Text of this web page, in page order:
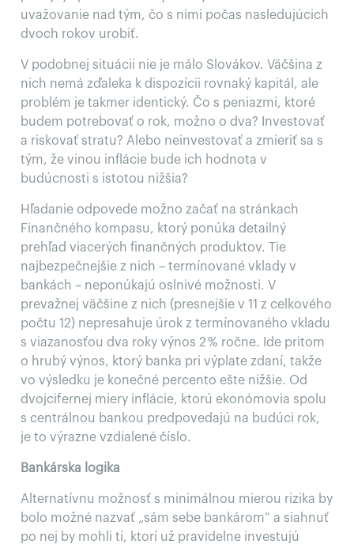
uvažovanie nad tým, čo s nimi počas nasledujúcich
dvoch rokov urobiť.
V podobnej situácii nie je málo Slovákov. Väčšina z
nich nemá zďaleka k dispozícii rovnaký kapitál, ale
problém je takmer identický. Čo s peniazmi, ktoré
budem potrebovať o rok, možno o dva? Investovať
a riskovať stratu? Alebo neinvestovať a zmieriť sa s
tým, že vinou inflácie bude ich hodnota v
budúcnosti s istotou nižšia?
Hľadanie odpovede možno začať na stránkach
Finančného kompasu, ktorý ponúka detailný
prehľad viacerých finančných produktov. Tie
najbezpečnejšie z nich – termínované vklady v
bankách – neponúkajú oslnivé možnosti. V
prevažnej väčšine z nich (presnejšie v 11 z celkového
počtu 12) nepresahuje úrok z termínovaného vkladu
s viazanosťou dva roky výnos 2 % ročne. Ide pritom
o hrubý výnos, ktorý banka pri výplate zdaní, takže
vo výsledku je konečné percento ešte nižšie. Od
dvojcifernej miery inflácie, ktorú ekonómovia spolu
s centrálnou bankou predpovedajú na budúci rok,
je to výrazne vzdialené číslo.
Bankárska logika
Alternatívnu možnosť s minimálnou mierou rizika by
bolo možné nazvať „sám sebe bankárom“ a siahnuť
po nej by mohli tí, ktorí už pravidelne investujú